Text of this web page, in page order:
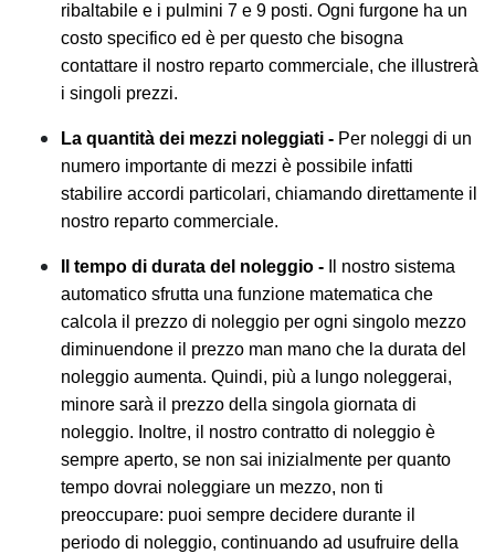
ribaltabile e i pulmini 7 e 9 posti. Ogni furgone ha un
costo specifico ed è per questo che bisogna
contattare il nostro reparto commerciale, che illustrerà
i singoli prezzi.
La quantità dei mezzi noleggiati - Per noleggi di un
numero importante di mezzi è possibile infatti
stabilire accordi particolari, chiamando direttamente il
nostro reparto commerciale.
Il tempo di durata del noleggio - Il nostro sistema
automatico sfrutta una funzione matematica che
calcola il prezzo di noleggio per ogni singolo mezzo
diminuendone il prezzo man mano che la durata del
noleggio aumenta. Quindi, più a lungo noleggerai,
minore sarà il prezzo della singola giornata di
noleggio. Inoltre, il nostro contratto di noleggio è
sempre aperto, se non sai inizialmente per quanto
tempo dovrai noleggiare un mezzo, non ti
preoccupare: puoi sempre decidere durante il
periodo di noleggio, continuando ad usufruire della